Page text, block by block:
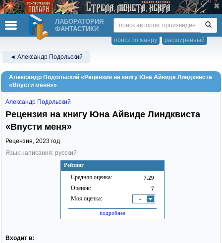
ЛАБОРАТОРИЯ
ФАНТАСТИКИ
расширенный
поиск по жанру
◄ Александр Подольский
Александр Подольский «Рецензия на книгу Юна Айвиде Линдквиста
«Впусти меня»»
Рейтинг
Средняя оценка: 7.29
Оценок: 7
Моя оценка: -
подробнее
Александр Подольский
Рецензия на книгу Юна Айвиде Линдквиста
«Впусти меня»
Рецензия, 2023 год
Язык написания: русский
Входит в: